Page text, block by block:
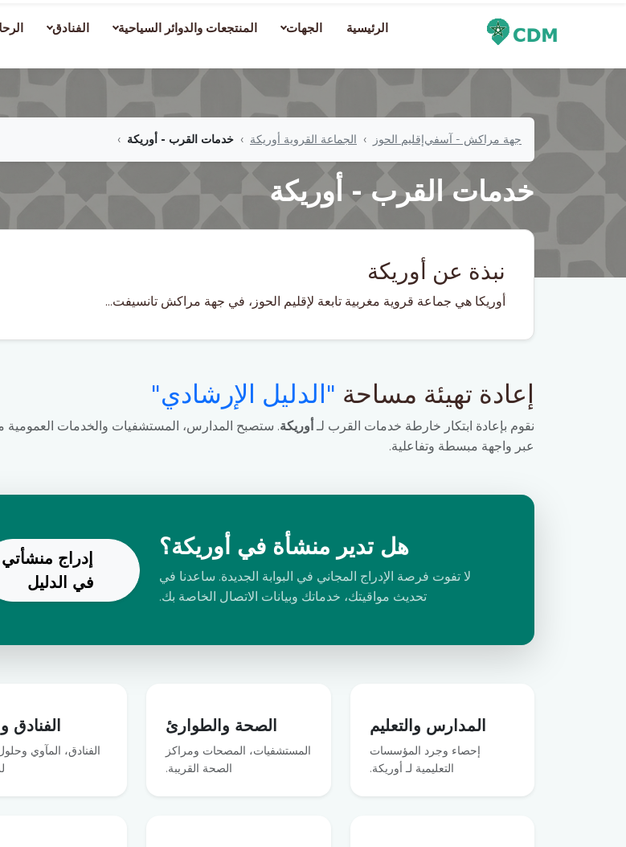
الرئيسية الجهات المنتجعات والدوائر السياحية الفنادق
جهة مراكش - آسفيإقليم الحوز الجماعة القروية أوريكة خدمات القرب - أوريكة
خدمات القرب - أوريكة
نبذة عن أوريكة
أوريكا هي جماعة قروية مغربية تابعة لإقليم الحوز، في جهة مراكش تانسيفت...
إعادة تهيئة مساحة "الدليل الإرشادي"
نقوم بإعادة ابتكار خارطة خدمات القرب لـ أوريكة. ستصبح المدارس، المستشفيات والخدمات العمومية
عبر واجهة مبسطة وتفاعلية.
هل تدير منشأة في أوريكة؟
لا تفوت فرصة الإدراج المجاني في البوابة الجديدة. ساعدنا في
تحديث مواقيتك، خدماتك وبيانات الاتصال الخاصة بك.
إدراج منشأتي
في الدليل
المدارس والتعليم
إحصاء وجرد المؤسسات
التعليمية لـ أوريكة.
الصحة والطوارئ
المستشفيات، المصحات ومراكز
الصحة القريبة.
الفنادق
الفنادق، المآوي